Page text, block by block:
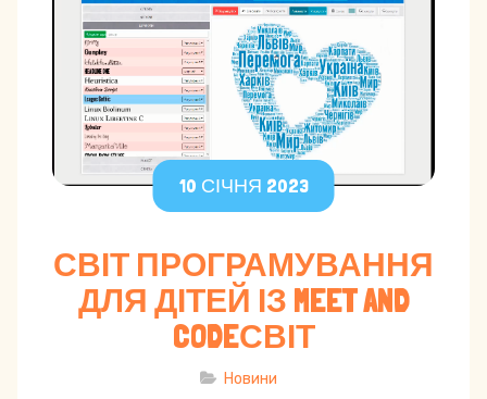
10 СІЧНЯ 2023
СВІТ ПРОГРАМУВАННЯ
ДЛЯ ДІТЕЙ ІЗ MEET AND
CODEСВІТ
Новини